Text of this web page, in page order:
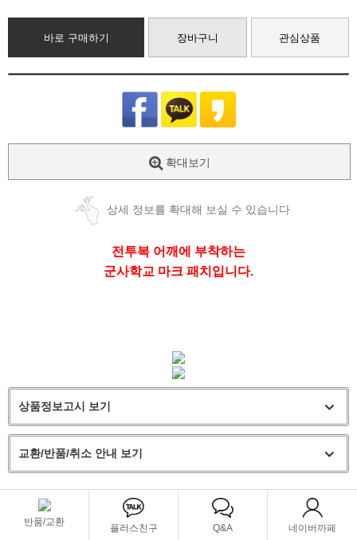
바로 구매하기 장바구니 관심상품
확대보기
상세 정보를 확대해 보실 수 있습니다
전투복 어깨에 부착하는
군사학교 마크 패치입니다.
상품정보고시 보기
교환/반품/취소 안내 보기
반품/교환
플러스친구 Q&A 네이버까페